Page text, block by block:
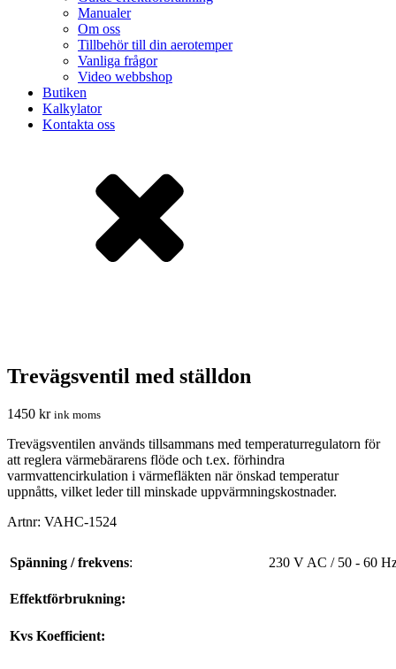
Manualer
Om oss
Tillbehör till din aerotemper
Vanliga frågor
Video webbshop
Butiken
Kalkylator
Kontakta oss
Trevägsventil med ställdon
1450 kr ink moms
Trevägsventilen används tillsammans med temperaturregulatorn för
att reglera värmebärarens flöde och t.ex. förhindra
varmvattencirkulation i värmefläkten när önskad temperatur
uppnåtts, vilket leder till minskade uppvärmningskostnader.
Artnr: VAHC-1524
Spänning / frekvens: 230 V AC / 50 - 60
Effektförbrukning:
Kvs Koefficient: